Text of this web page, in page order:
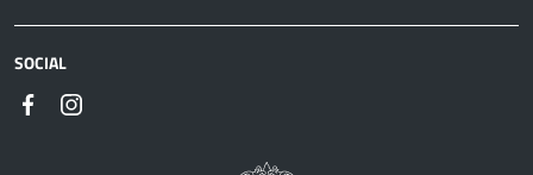
SOCIAL